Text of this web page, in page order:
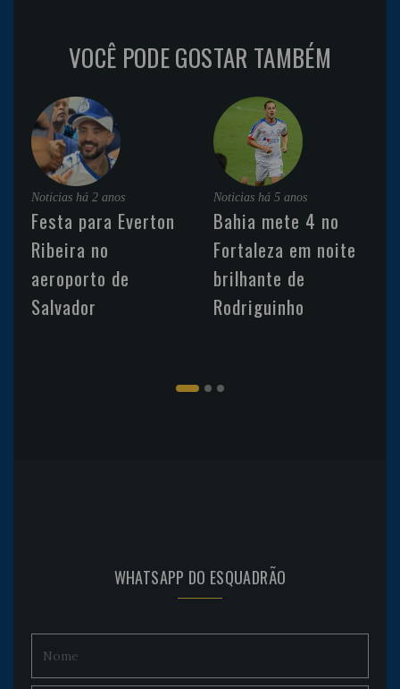
VOCÊ PODE GOSTAR TAMBÉM
Noticias há 2 anos
Festa para Everton
Ribeira no
aeroporto de
Salvador
Noticias há 5 anos
Bahia mete 4 no
Fortaleza em noite
brilhante de
Rodriguinho
WHATSAPP DO ESQUADRÃO